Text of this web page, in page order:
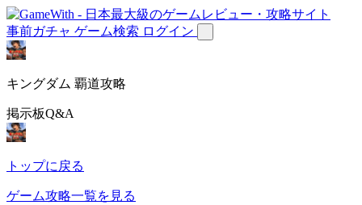
事前ガチャ ゲーム検索 ログイン
キングダム 覇道攻略
掲示板Q&A
トップに戻る
ゲーム攻略一覧を見る